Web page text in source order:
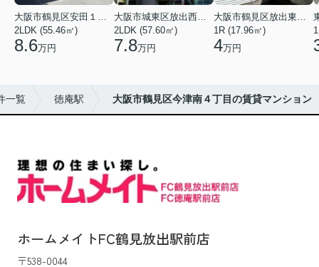
大阪市鶴見区安田１丁目
2LDK (55.46㎡)
8.6万円
大阪市城東区放出西２丁目
2LDK (57.60㎡)
7.8万円
大阪市鶴見区放出東３丁目
1R (17.96㎡)
4万円
一覧 徳庵駅 大阪市鶴見区今津南４丁目の賃貸マンション
ホームメイトFC鶴見放出駅前店
〒538-0044